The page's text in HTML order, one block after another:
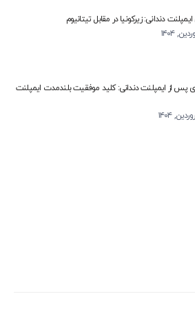
دندانی: زیرکونیا در مقابل تیتانیوم
پس از ایمپلنت دندانی: کلید موفقیت بلندمدت ایمپلنت‌